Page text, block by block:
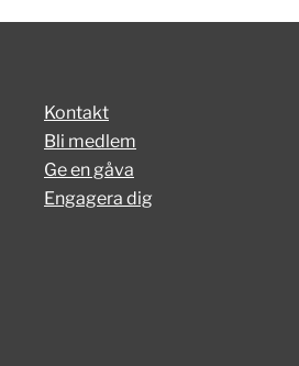
Kontakt
Bli medlem
Ge en gåva
Engagera dig